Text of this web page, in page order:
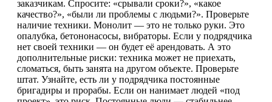
заказчикам. Спросите: «срывали сроки?», «какое
качество?», «были ли проблемы с людьми?». Проверьте
наличие техники. Монолит — это не только руки. Это
опалубка, бетононасосы, вибраторы. Если у подрядчика
нет своей техники — он будет её арендовать. А это
дополнительные риски: техника может не приехать,
сломаться, быть занята на другом объекте. Проверьте
штат. Узнайте, есть ли у подрядчика постоянные
бригадиры и прорабы. Если он нанимает людей «под